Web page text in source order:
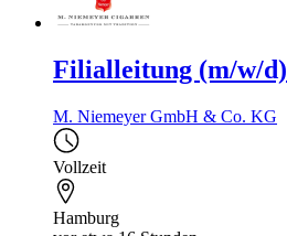
Filialleitung (m/w/d)
M. Niemeyer GmbH & Co. KG
Vollzeit
Hamburg